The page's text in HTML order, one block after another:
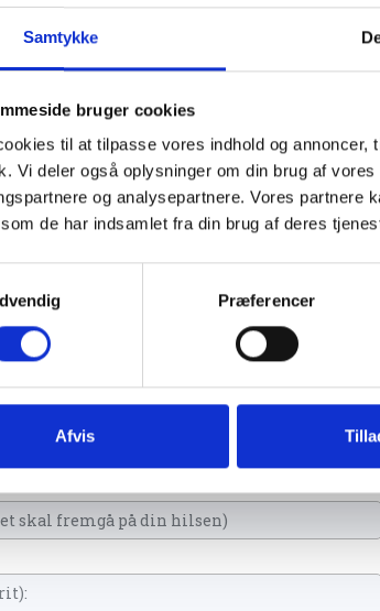
Samtykke
bruger cookies
til at tilpasse vores indhold og
Vi deler også oplysninger om din brug af
og analysepartnere. Vores partnere
de har indsamlet fra din brug af deres
Præferencer
Afvis
d. 4. oktober 2023 Se flere
Marie Thiesen. Du kan tænde et lys, skrive et
sende et hjerte eller en rose